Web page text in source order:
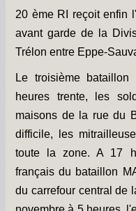
20 ème RI reçoit enfin
avant garde de la
Trélon entre Eppe-
Le troisième
heures trente, les
maisons de la rue du
difficile, les
toute la zone. A 17
français du bataillon
du carrefour central de